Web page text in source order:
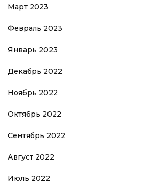
Март 2023
Февраль 2023
Январь 2023
Декабрь 2022
Ноябрь 2022
Октябрь 2022
Сентябрь 2022
Август 2022
Июль 2022